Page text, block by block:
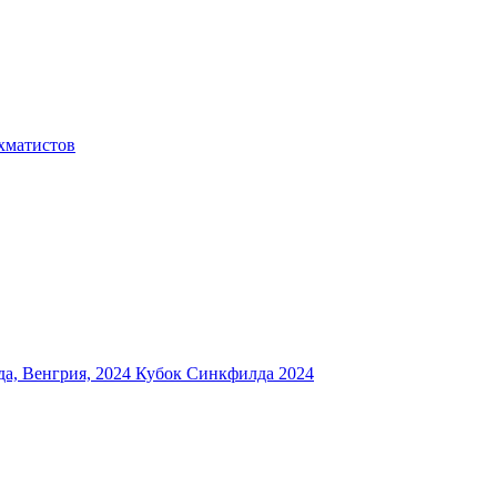
Венгрия, 2024 Кубок Синкфилда 2024